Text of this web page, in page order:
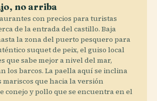
no arriba
con precios para turistas
de la entrada del castillo. Baja
la zona del puerto pesquero para
suquet de peix, el guiso local
que sabe mejor a nivel del mar,
los barcos. La paella aquí se inclina
mariscos que hacia la versión
conejo y pollo que se encuentra en el